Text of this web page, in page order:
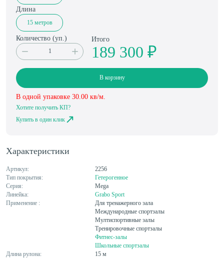
Характеристики
Артикул:
2256
Тип покрытия:
Гетерогенное
Серия:
Mega
Линейка:
Grabo Sport
Применение :
Для тренажерного зала
Международные спортзалы
Мултиспортивные залы
Тренировочные спортзалы
Фитнес-залы
Школьные спортзалы
Длина рулона:
15 м
Длина
15 метров
Количество (уп. ) Итого
189 300 ₽
В корзину
В одной упаковке 30.00 кв/м.
Хотите получить КП?
Купить в один клик